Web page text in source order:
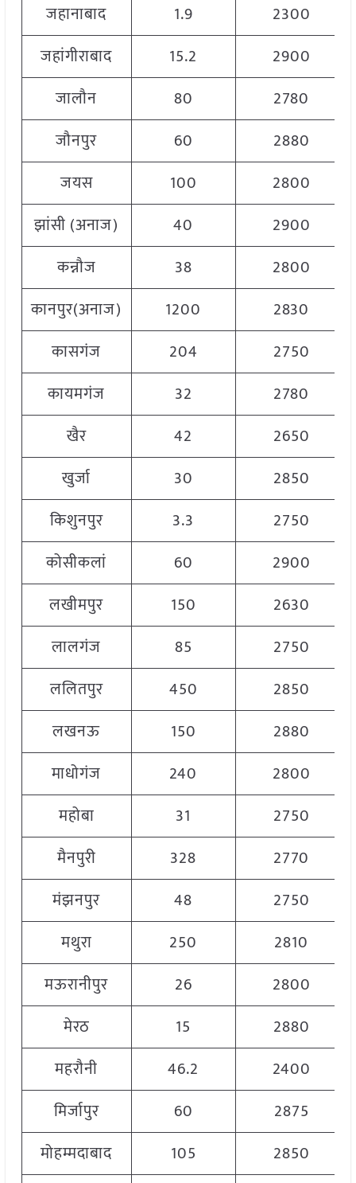
जहानाबाद
1.9
2300
जहांगीराबाद
15.2
2900
जालौन
80
2780
जौनपुर
60
2880
जयस
100
2800
झांसी (अनाज)
40
2900
कन्नौज
38
2800
कानपुर(अनाज)
1200
2830
कासगंज
204
2750
कायमगंज
32
2780
खैर
42
2650
खुर्जा
30
2850
किशुनपुर
3.3
2750
कोसीकलां
60
2900
लखीमपुर
150
2630
लालगंज
85
2750
ललितपुर
450
2850
लखनऊ
150
2880
माधोगंज
240
2800
महोबा
31
2750
मैनपुरी
328
2770
मंझनपुर
48
2750
मथुरा
250
2810
मऊरानीपुर
26
2800
मेरठ
15
2880
महरौनी
46.2
2400
मिर्जापुर
60
2875
मोहम्मदाबाद
105
2850